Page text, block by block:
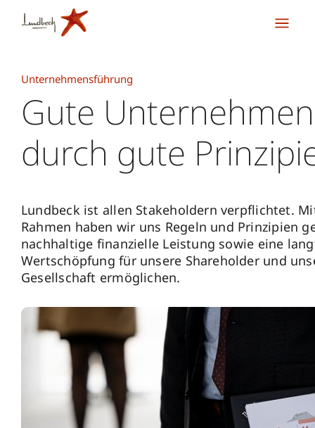
Unternehmensführung
Gute
durch gute
Lundbeck ist allen Stakeholdern verpflichtet.
Rahmen haben wir uns Regeln und Prinzipien
nachhaltige finanzielle Leistung sowie eine
Wertschöpfung für unsere Shareholder und
Gesellschaft ermöglichen.